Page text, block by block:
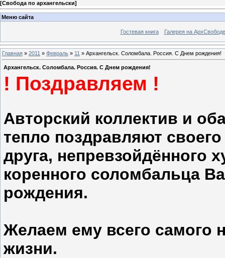
[Свобода по архангельски]
Меню сайта
Гостевая книга Галерея на АрхСвободе
Главная » 2011 » Февраль » 11 » Архангельск. Соломбала. Россия. С Днем рождения!
Архангельск. Соломбала. Россия. С Днем рождения!
! Поздравляем !
Авторский коллектив и
тепло поздравляют своего
друга, непревзойдённого
коренного соломбальца
рождения.
Желаем ему всего самого
жизни.